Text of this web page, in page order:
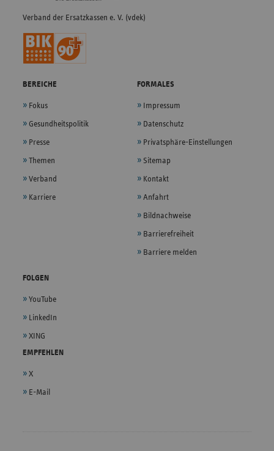
Verband der Ersatzkassen e. V. (vdek)
BEREICHE
Fokus
Gesundheitspolitik
Presse
Themen
Verband
Karriere
FORMALES
Impressum
Datenschutz
Privatsphäre-Einstellungen
Sitemap
Kontakt
Anfahrt
Bildnachweise
Barrierefreiheit
Barriere melden
FOLGEN
YouTube
LinkedIn
XING
EMPFEHLEN
X
E-Mail